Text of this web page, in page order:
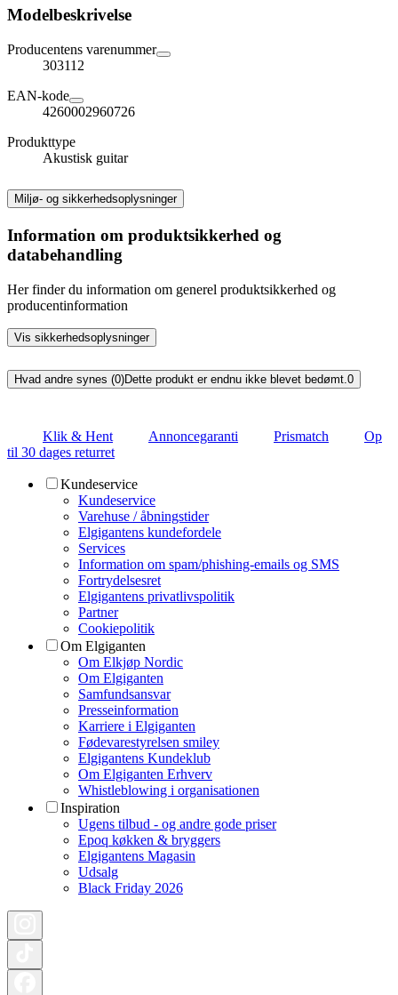
Modelbeskrivelse
Producentens varenummer
303112
EAN-kode
4260002960726
Produkttype
Akustisk guitar
Miljø- og sikkerhedsoplysninger
Information om produktsikkerhed og
databehandling
Her finder du information om generel produktsikkerhed og
producentinformation
Vis sikkerhedsoplysninger
Hvad andre synes (0)Dette produkt er endnu ikke blevet bedømt. 0
Klik & Hent Annoncegaranti Prismatch
Op
til 30 dages returret
Kundeservice
Kundeservice
Varehuse / åbningstider
Elgigantens kundefordele
Services
Information om spam/phishing-emails og SMS
Fortrydelsesret
Elgigantens privatlivspolitik
Partner
Cookiepolitik
Om Elgiganten
Om Elkjøp Nordic
Om Elgiganten
Samfundsansvar
Presseinformation
Karriere i Elgiganten
Fødevarestyrelsen smiley
Elgigantens Kundeklub
Om Elgiganten Erhverv
Whistleblowing i organisationen
Inspiration
Ugens tilbud - og andre gode priser
Epoq køkken & bryggers
Elgigantens Magasin
Udsalg
Black Friday 2026